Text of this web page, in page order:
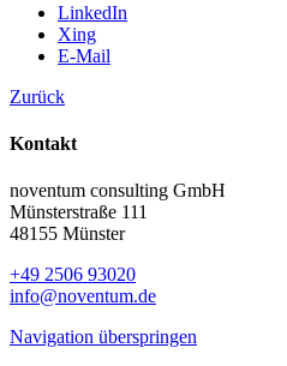
LinkedIn
Xing
E-Mail
Zurück
Kontakt
noventum consulting GmbH
Münsterstraße 111
48155 Münster
+49 2506 93020
info@noventum.de
Navigation überspringen